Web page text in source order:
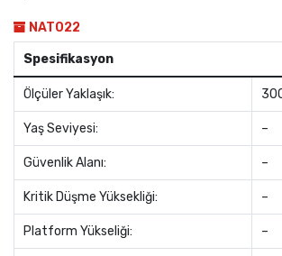
NAT022
Spesifikasyon
Ölçüler Yaklaşık:
Yaş Seviyesi: –
Güvenlik Alanı: –
Kritik Düşme Yüksekliği: –
Platform Yükseliği: –